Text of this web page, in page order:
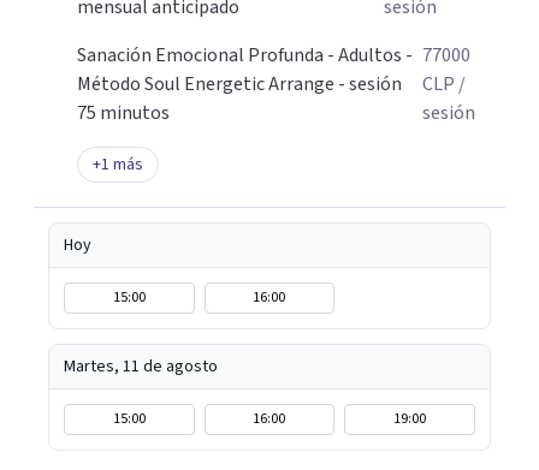
mensual anticipado
sesión
Sanación Emocional Profunda - Adultos -
Método Soul Energetic Arrange - sesión
75 minutos
77000
CLP /
sesión
+1 más
Hoy
15:00 16:00
Martes, 11 de agosto
15:00 16:00 19:00